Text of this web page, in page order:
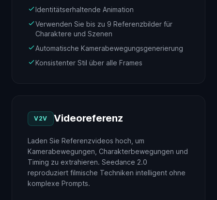
Identitätserhaltende Animation
Verwenden Sie bis zu 9 Referenzbilder für
Charaktere und Szenen
Automatische Kamerabewegungsgenerierung
Konsistenter Stil über alle Frames
V2V Videoreferenz
Laden Sie Referenzvideos hoch, um
Kamerabewegungen, Charakterbewegungen und
Timing zu extrahieren. Seedance 2.0
reproduziert filmische Techniken intelligent ohne
komplexe Prompts.